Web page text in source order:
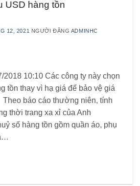
USD hàng tồn
12, 2021 NGƯỜI ĐĂNG ADMINHC
2018 10:10 Các công ty này chọn
tồn thay vì hạ giá để bảo vệ giá
báo cáo thường niên, tính
thời trang xa xỉ của Anh
số hàng tồn gồm quần áo, phụ